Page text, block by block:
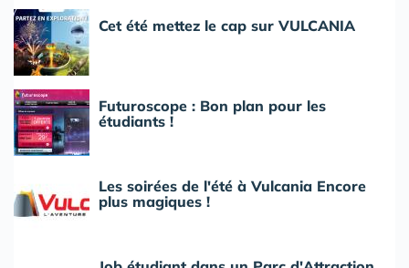
Cet été mettez le cap sur VULCANIA
Futuroscope : Bon plan pour les
étudiants !
Les soirées de l'été à Vulcania Encore
plus magiques !